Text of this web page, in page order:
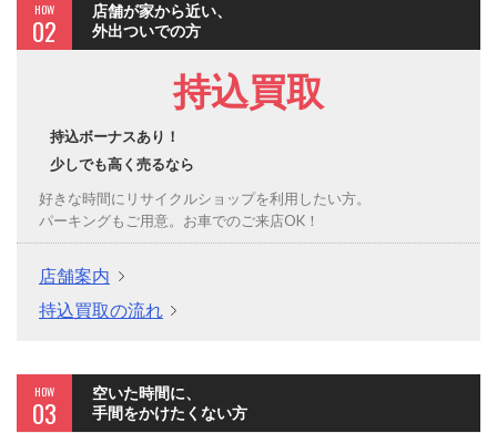
HOW
02
店舗が家から近い、
外出ついでの方
持込買取
持込ボーナスあり！
少しでも高く売るなら
好きな時間にリサイクルショップを利用したい方。
パーキングもご用意。お車でのご来店OK！
店舗案内
持込買取の流れ
HOW
03
空いた時間に、
手間をかけたくない方